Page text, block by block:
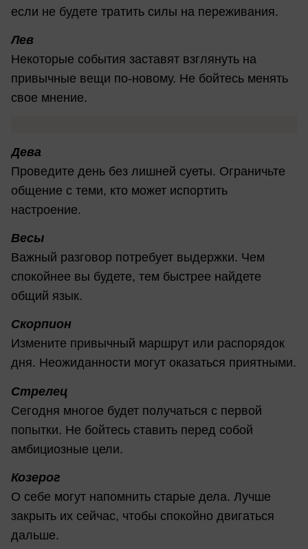
если не будете тратить силы на переживания.
Лев
Некоторые события заставят взглянуть на
привычные вещи по-новому. Не бойтесь менять
свое мнение.
Дева
Проведите день без лишней суеты. Ограничьте
общение с теми, кто может испортить
настроение.
Весы
Важный разговор потребует выдержки. Чем
спокойнее вы будете, тем быстрее найдете
общий язык.
Скорпион
Измените привычный маршрут или распорядок
дня. Неожиданности могут оказаться приятными.
Стрелец
Сегодня многое будет получаться с первой
попытки. Не бойтесь ставить перед собой
амбициозные цели.
Козерог
О себе могут напомнить старые дела. Лучше
закрыть их сейчас, чтобы спокойно двигаться
дальше.